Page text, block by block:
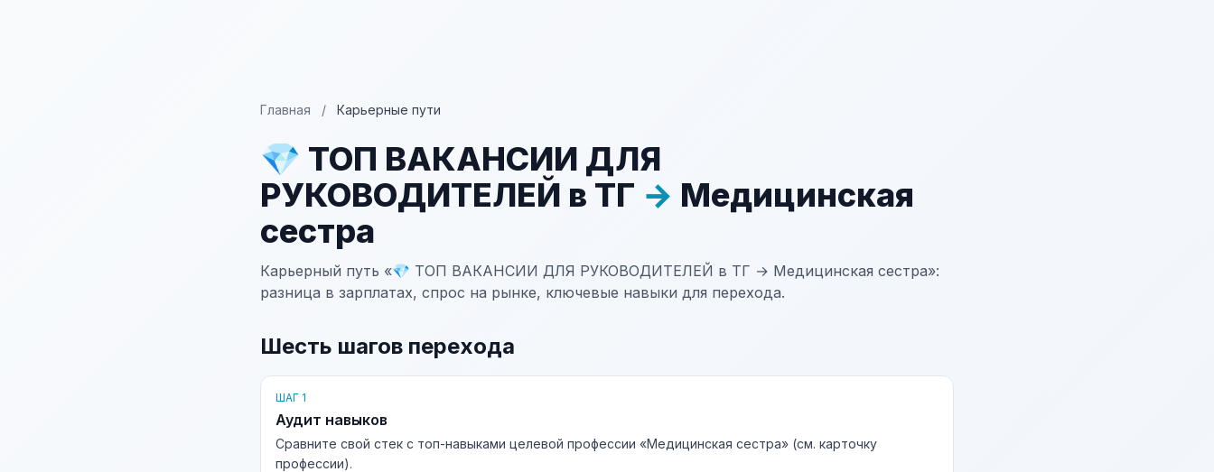
Главная / Карьерные пути
💎 ТОП ВАКАНСИИ ДЛЯ
РУКОВОДИТЕЛЕЙ в ТГ → Медицинская
сестра
Карьерный путь «💎 ТОП ВАКАНСИИ ДЛЯ РУКОВОДИТЕЛЕЙ в ТГ → Медицинская сестра»:
разница в зарплатах, спрос на рынке, ключевые навыки для перехода.
Шесть шагов перехода
ШАГ 1
Аудит навыков
Сравните свой стек с топ-навыками целевой профессии «Медицинская сестра» (см. карточку
профессии).